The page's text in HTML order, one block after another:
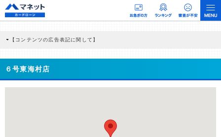
【コンテンツの広告表記に関して】
商品を根拠なくPRするものではなく、当編集部の調査／ユーザーへの口コミ収集な
どに基づき、公平性を担保した情報提供を行っています。
>提携企業一覧
６号東海村店